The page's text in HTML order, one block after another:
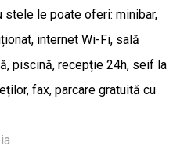
stele le poate oferi: minibar,
internet Wi-Fi, sală
piscină, recepție 24h, seif la
fax, parcare gratuită cu